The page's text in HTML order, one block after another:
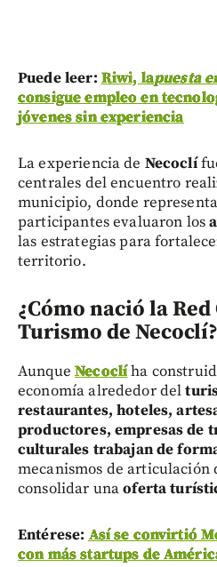
Puede leer: Riwi, lapuesta
consigue empleo en
jóvenes sin experiencia
La experiencia de Necoclí
centrales del encuentro
municipio, donde
participantes evaluaron los
las estrategias para
territorio.
¿Cómo nació la
Turismo de Necoclí?
AunqueNecoclíha
economía alrededor del
restaurantes, hoteles,
productores, empresas de
culturales trabajan de
mecanismos de articulación
consolidar unaoferta
Entérese: Así se convirtió
con más startups de